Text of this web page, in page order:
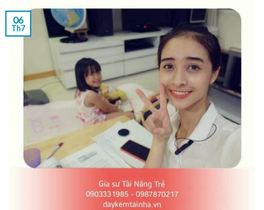
06
Th7